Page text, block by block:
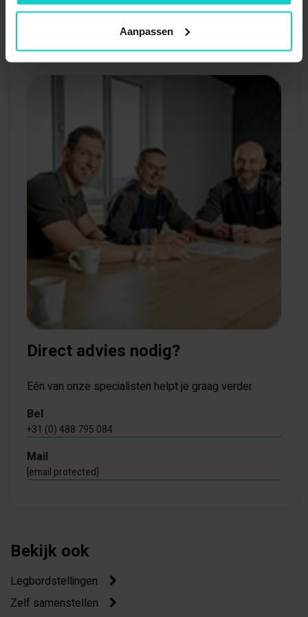
Aanpassen
Direct advies nodig?
Eén van onze specialisten helpt je graag verder.
Bel
+31 (0) 488 795 084
Mail
[email protected]
Bekijk ook
Legbordstellingen
Zelf samenstellen